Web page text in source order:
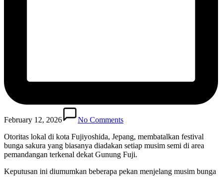
February 12, 2026
No Comments
Otoritas lokal di kota Fujiyoshida, Jepang, membatalkan festival
bunga sakura yang biasanya diadakan setiap musim semi di area
pemandangan terkenal dekat Gunung Fuji.
Keputusan ini diumumkan beberapa pekan menjelang musim bunga